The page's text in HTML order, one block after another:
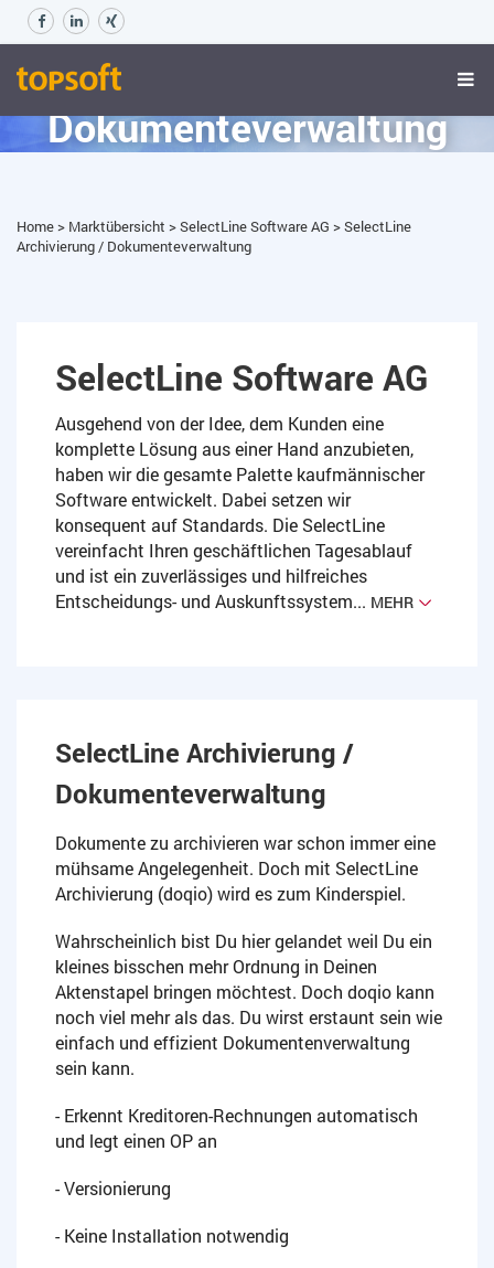
SelectLine Archivierung /
Dokumenteverwaltung
Home> Marktübersicht >SelectLine Software AG >SelectLine
Archivierung / Dokumenteverwaltung
SelectLine Software AG
Ausgehend von der Idee, dem Kunden eine
komplette Lösung aus einer Hand anzubieten,
haben wir die gesamte Palette kaufmännischer
Software entwickelt. Dabei setzen wir
konsequent auf Standards. Die SelectLine
vereinfacht Ihren geschäftlichen Tagesablauf
und ist ein zuverlässiges und hilfreiches
Entscheidungs- und Auskunftssystem... MEHR
SelectLine Archivierung /
Dokumenteverwaltung
Dokumente zu archivieren war schon immer eine
mühsame Angelegenheit. Doch mit SelectLine
Archivierung (doqio) wird es zum Kinderspiel.
Wahrscheinlich bist Du hier gelandet weil Du ein
kleines bisschen mehr Ordnung in Deinen
Aktenstapel bringen möchtest. Doch doqio kann
noch viel mehr als das. Du wirst erstaunt sein wie
einfach und effizient Dokumentenverwaltung
sein kann.
- Erkennt Kreditoren-Rechnungen automatisch
und legt einen OP an
- Versionierung
- Keine Installation notwendig